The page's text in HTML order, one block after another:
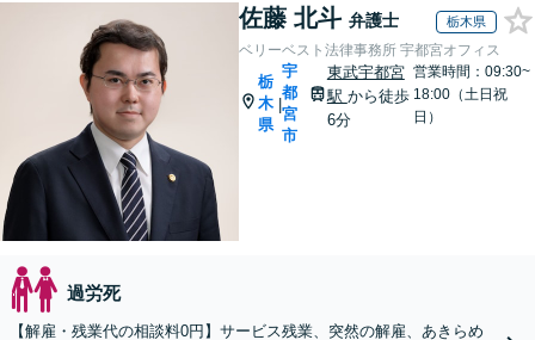
佐藤 北斗 弁護士 栃木県
ベリーベスト法律事務所 宇都宮オフィス
栃
木
県
|
宇
都
宮
市
東武宇都宮
駅 から徒歩
6分
営業時間：09:30~
18:00（土日祝
日）
過労死
【解雇・残業代の相談料0円】サービス残業、突然の解雇、あきらめ